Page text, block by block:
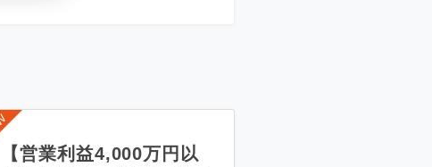
【営業利益4,000万円以